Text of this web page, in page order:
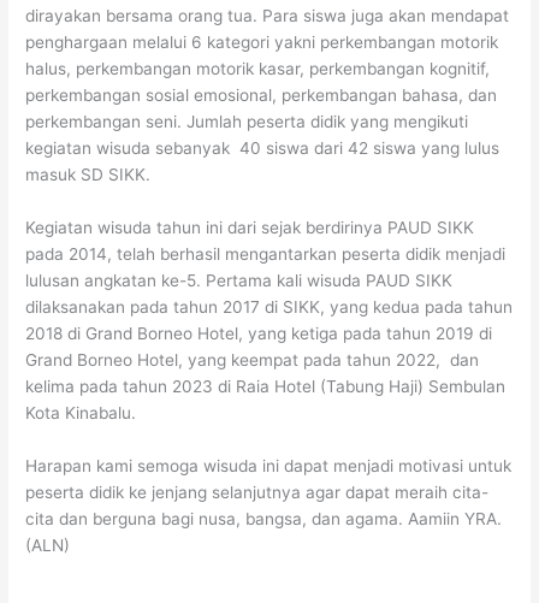
dirayakan bersama orang tua. Para siswa juga akan mendapat
penghargaan melalui 6 kategori yakni perkembangan motorik
halus, perkembangan motorik kasar, perkembangan kognitif,
perkembangan sosial emosional, perkembangan bahasa, dan
perkembangan seni. Jumlah peserta didik yang mengikuti
kegiatan wisuda sebanyak 40 siswa dari 42 siswa yang lulus
masuk SD SIKK.
Kegiatan wisuda tahun ini dari sejak berdirinya PAUD SIKK
pada 2014, telah berhasil mengantarkan peserta didik menjadi
lulusan angkatan ke-5. Pertama kali wisuda PAUD SIKK
dilaksanakan pada tahun 2017 di SIKK, yang kedua pada tahun
2018 di Grand Borneo Hotel, yang ketiga pada tahun 2019 di
Grand Borneo Hotel, yang keempat pada tahun 2022, dan
kelima pada tahun 2023 di Raia Hotel (Tabung Haji) Sembulan
Kota Kinabalu.
Harapan kami semoga wisuda ini dapat menjadi motivasi untuk
peserta didik ke jenjang selanjutnya agar dapat meraih cita-
cita dan berguna bagi nusa, bangsa, dan agama. Aamiin YRA.
(ALN)